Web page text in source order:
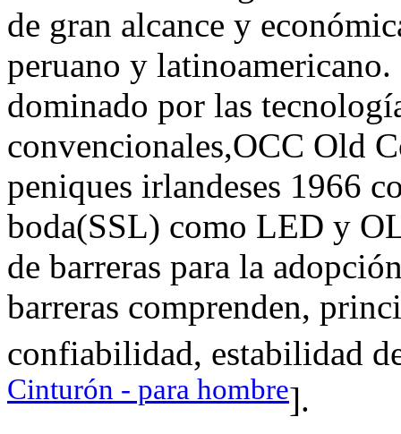
de gran alcance y
peruano y latinoamericano.
dominado por las
convencionales,OCC Old
peniques irlandeses 1966
boda(SSL) como LED y
de barreras para la
barreras comprenden,
confiabilidad, estabilidad
Cinturón - para hombre].